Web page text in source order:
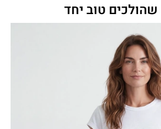
שהולכים טוב יחד